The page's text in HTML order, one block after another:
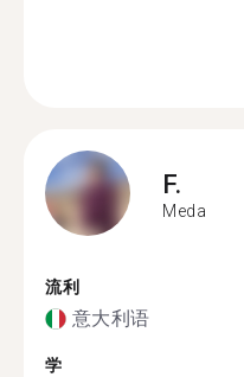
F.
Meda
流利
意大利语
学